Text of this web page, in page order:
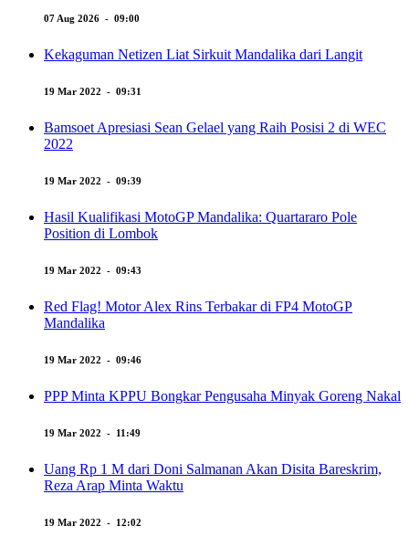
07 Aug 2026 - 09:00
Kekaguman Netizen Liat Sirkuit Mandalika dari Langit
19 Mar 2022 - 09:31
Bamsoet Apresiasi Sean Gelael yang Raih Posisi 2 di WEC
2022
19 Mar 2022 - 09:39
Hasil Kualifikasi MotoGP Mandalika: Quartararo Pole
Position di Lombok
19 Mar 2022 - 09:43
Red Flag! Motor Alex Rins Terbakar di FP4 MotoGP
Mandalika
19 Mar 2022 - 09:46
PPP Minta KPPU Bongkar Pengusaha Minyak Goreng Nakal
19 Mar 2022 - 11:49
Uang Rp 1 M dari Doni Salmanan Akan Disita Bareskrim,
Reza Arap Minta Waktu
19 Mar 2022 - 12:02